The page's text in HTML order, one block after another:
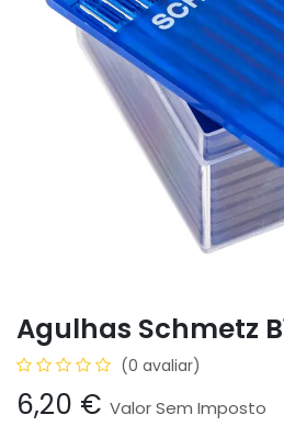
Agulhas Schmetz
(0 avaliar)
6,20 € Valor Sem Imposto